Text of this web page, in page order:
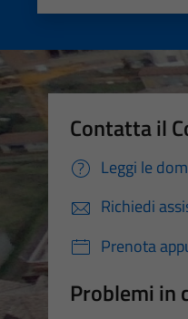
Contatta il
Leggi le
Richiedi
Prenota
Problemi in